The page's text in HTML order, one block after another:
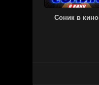
Соник в кино